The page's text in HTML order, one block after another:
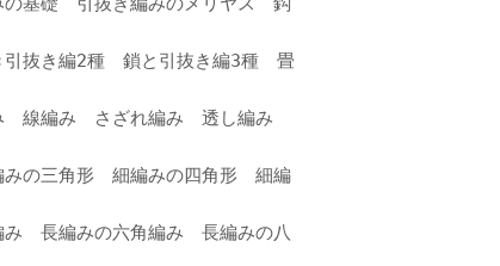
引抜き編2種 鎖と引抜き編3種 畳
線編み さざれ編み 透し編み
の三角形 細編みの四角形 細編
み 長編みの六角編み 長編みの八